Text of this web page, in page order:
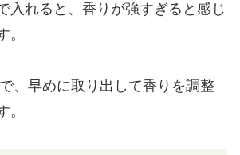
入れると、香りが強すぎると感じ
。
で、早めに取り出して香りを調整
。